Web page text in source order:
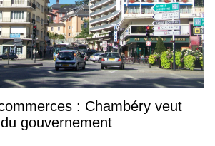
: Chambéry veut
gouvernement